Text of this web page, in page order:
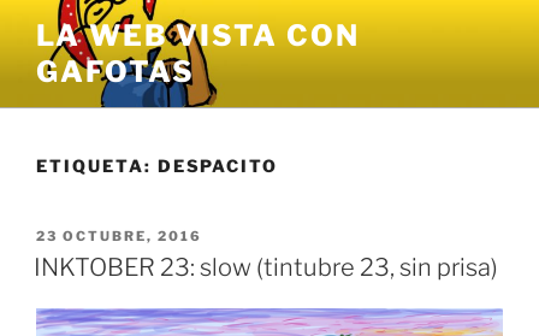
contenido
LA WEB VISTA CON
GAFOTAS
ETIQUETA: DESPACITO
PUBLICADO
EL
23 OCTUBRE, 2016
INKTOBER 23: slow (tintubre 23, sin prisa)